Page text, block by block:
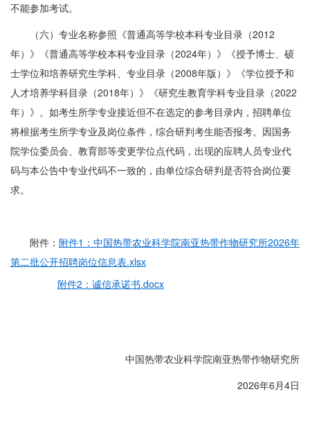
不能参加考试。
（六）专业名称参照《普通高等学校本科专业目录（2012
年）》《普通高等学校本科专业目录（2024年）》《授予博士、硕
士学位和培养研究生学科、专业目录（2008年版）》《学位授予和
人才培养学科目录（2018年）》《研究生教育学科专业目录（2022
年）》。如考生所学专业接近但不在选定的参考目录内，招聘单位
将根据考生所学专业及岗位条件，综合研判考生能否报考。因国务
院学位委员会、教育部等变更学位点代码，出现的应聘人员专业代
码与本公告中专业代码不一致的，由单位综合研判是否符合岗位要
求。
附件： 附件1：中国热带农业科学院南亚热带作物研究所2026年
第二批公开招聘岗位信息表.xlsx
附件2：诚信承诺书.docx
中国热带农业科学院南亚热带作物研究所
2026年6月4日